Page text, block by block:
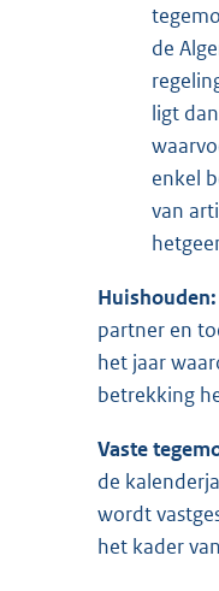
de
ligt
enkel
van
Huishouden:
partner en
het jaar
betrekking
Vaste
de
wordt
het kader